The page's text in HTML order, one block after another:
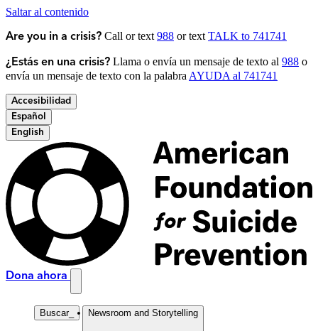
Saltar al contenido
Are you in a crisis? Call or text 988 or text TALK to 741741
¿Estás en una crisis? Llama o envía un mensaje de texto al 988 o
envía un mensaje de texto con la palabra AYUDA al 741741
Accesibilidad
Español
English
Dona ahora
Buscar_ Newsroom and Storytelling